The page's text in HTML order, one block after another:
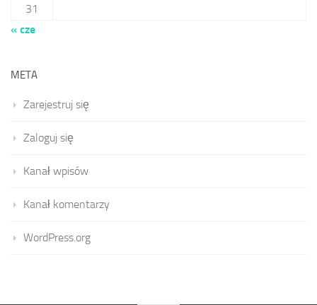
31
« cze
META
Zarejestruj się
Zaloguj się
Kanał wpisów
Kanał komentarzy
WordPress.org